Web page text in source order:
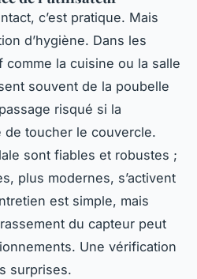
c’est pratique. Mais
d’hygiène. Dans les
la cuisine ou la salle
souvent de la poubelle
risqué si la
de toucher le couvercle.
sont fiables et robustes ;
plus modernes, s’activent
est simple, mais
du capteur peut
Une vérification
surprises.